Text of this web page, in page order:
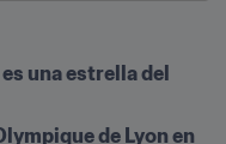
una estrella del
de Lyon en